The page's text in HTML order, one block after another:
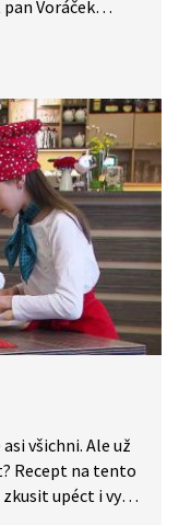
Voráček
všichni. Ale už
Recept na tento
upéct i vy.